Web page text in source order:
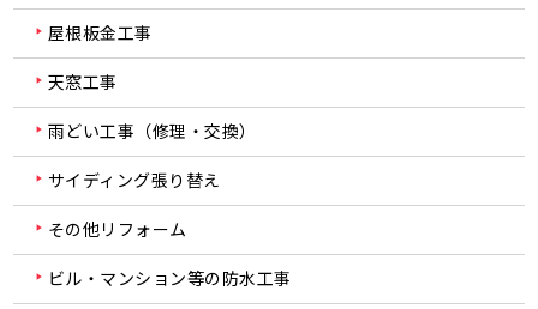
屋根板金工事
天窓工事
雨どい工事（修理・交換）
サイディング張り替え
その他リフォーム
ビル・マンション等の防水工事